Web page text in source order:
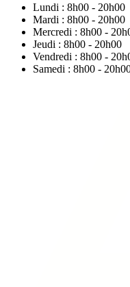
Lundi : 8h00 - 20h00
Mardi : 8h00 - 20h00
Mercredi : 8h00 -
Jeudi : 8h00 - 20h00
Vendredi : 8h00 -
Samedi : 8h00 -